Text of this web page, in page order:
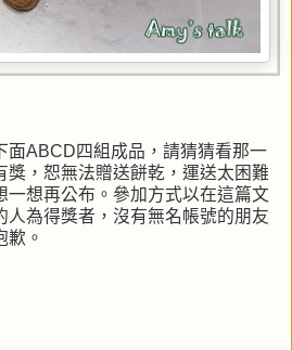
面ABCD四組成品，請猜猜看那一
獎，恕無法贈送餅乾，運送太困難
一想再公布。參加方式以在這篇文
人為得獎者，沒有無名帳號的朋友
歉。